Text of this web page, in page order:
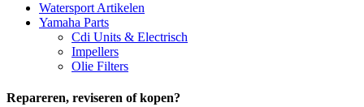
Watersport Artikelen
Yamaha Parts
Cdi Units & Electrisch
Impellers
Olie Filters
Repareren, reviseren of kopen?